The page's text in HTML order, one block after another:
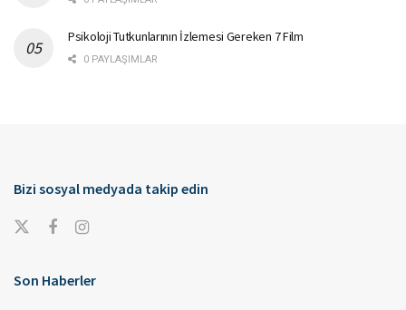
Psikoloji Tutkunlarının İzlemesi Gereken 7 Film
0 PAYLAŞIMLAR
Bizi sosyal medyada takip edin
Son Haberler